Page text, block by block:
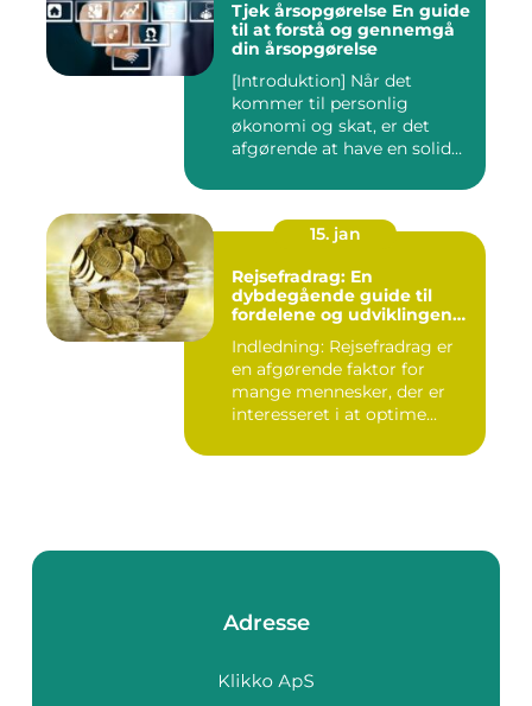
Tjek årsopgørelse En guide
til at forstå og gennemgå
din årsopgørelse
[Introduktion] Når det
kommer til personlig
økonomi og skat, er det
afgørende at have en solid
15. jan
Rejsefradrag: En
dybdegående guide til
fordelene og udviklingen
Indledning: Rejsefradrag er
en afgørende faktor for
mange mennesker, der er
interesseret i at optime...
Adresse